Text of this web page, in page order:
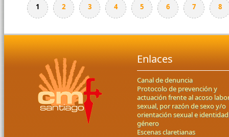
Páginas
1 2 3 4 5 6 7 8
Enlaces
Canal de denuncia
Protocolo de prevención y
actuación frente al acoso
sexual, por razón de sexo y/o
orientación sexual e
género
Escenas claretianas